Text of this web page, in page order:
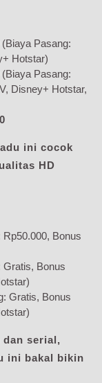
(Biaya Pasang:
Hotstar)
(Biaya Pasang:
Disney+ Hotstar,
ini cocok
HD
Bonus
Gratis, Bonus
Gratis, Bonus
dan serial,
ini bakal bikin